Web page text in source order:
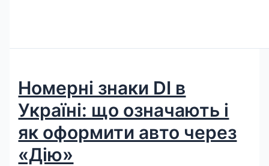
Номерні знаки DI в
Україні: що означають і
як оформити авто через
«Дію»